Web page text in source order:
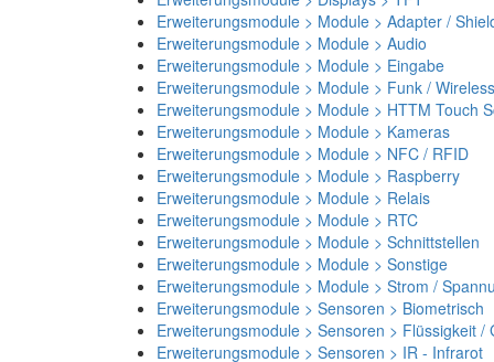
Erweiterungsmodule > Module > Adapter /
Erweiterungsmodule > Module > Audio
Erweiterungsmodule > Module > Eingabe
Erweiterungsmodule > Module > Funk / Wireless
Erweiterungsmodule > Module > HTTM Touch
Erweiterungsmodule > Module > Kameras
Erweiterungsmodule > Module > NFC / RFID
Erweiterungsmodule > Module > Raspberry
Erweiterungsmodule > Module > Relais
Erweiterungsmodule > Module > RTC
Erweiterungsmodule > Module > Schnittstellen
Erweiterungsmodule > Module > Sonstige
Erweiterungsmodule > Module > Strom /
Erweiterungsmodule > Sensoren > Biometrisch
Erweiterungsmodule > Sensoren > Flüssigkeit /
Erweiterungsmodule > Sensoren > IR - Infrarot